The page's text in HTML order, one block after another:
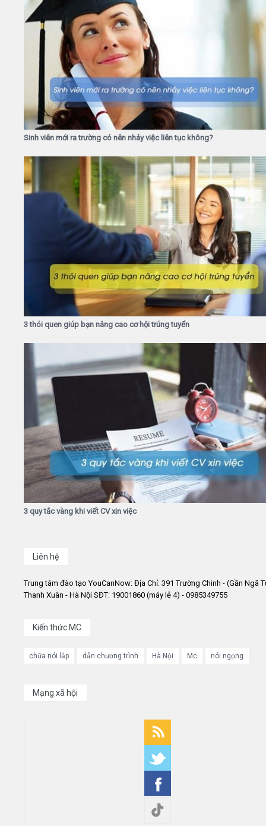
Sinh viên mới ra trường có nên nhảy việc liên tục không?
3 thói quen giúp bạn nâng cao cơ hội trúng tuyển
3 quy tắc vàng khi viết CV xin việc
Liên hệ
Trung tâm đào tạo YouCanNow: Địa Chỉ: 391 Trường Chinh - (Gần Ngã
Thanh Xuân - Hà Nội SĐT: 19001860 (máy lẻ 4) - 0985349755
Kiến thức MC
chữa nói lắp dẫn chương trình Hà Nội Mc nói ngọng
Mạng xã hội